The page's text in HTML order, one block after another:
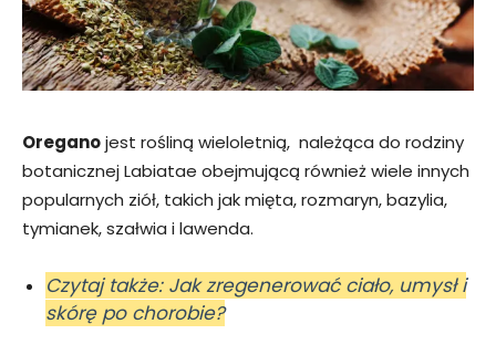
Oreganojest rośliną wieloletnią, należąca do rodziny
botanicznej Labiatae obejmującą również wiele innych
popularnych ziół, takich jak mięta, rozmaryn, bazylia,
tymianek, szałwia i lawenda.
Czytaj także: Jak zregenerować ciało, umysł i
skórę po chorobie?